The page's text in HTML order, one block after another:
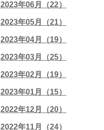
2023年06月（22）
2023年05月（21）
2023年04月（19）
2023年03月（25）
2023年02月（19）
2023年01月（15）
2022年12月（20）
2022年11月（24）